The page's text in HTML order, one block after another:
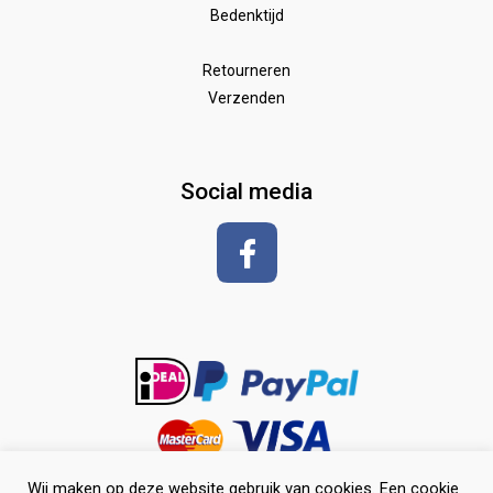
poetsen en toiletteren
hoeven
vlechten en toiletteren
Zadeldekken & toebehoren
pony dekjes
Shirt met korte mouwen
Bedenktijd
Retourneren
Verzenden
Social media
Wij maken op deze website gebruik van cookies. Een cookie